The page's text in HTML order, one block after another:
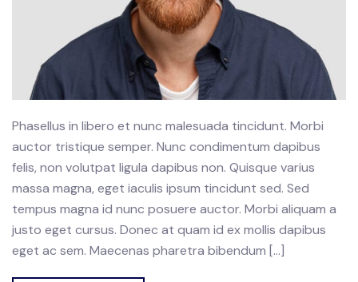
Phasellus in libero et nunc malesuada tincidunt. Morbi
auctor tristique semper. Nunc condimentum dapibus
felis, non volutpat ligula dapibus non. Quisque varius
massa magna, eget iaculis ipsum tincidunt sed. Sed
tempus magna id nunc posuere auctor. Morbi aliquam a
justo eget cursus. Donec at quam id ex mollis dapibus
eget ac sem. Maecenas pharetra bibendum […]